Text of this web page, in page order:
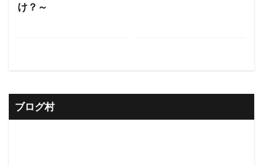
け？～
ブログ村